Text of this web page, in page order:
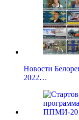
Новости
2022…